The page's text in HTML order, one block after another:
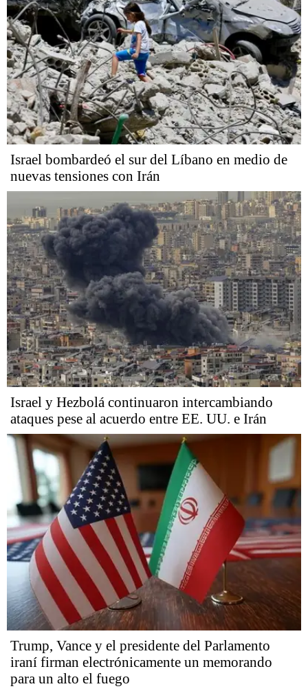
Israel bombardeó el sur del Líbano en medio de
nuevas tensiones con Irán
Israel y Hezbolá continuaron intercambiando
ataques pese al acuerdo entre EE. UU. e Irán
Trump, Vance y el presidente del Parlamento
iraní firman electrónicamente un memorando
para un alto el fuego